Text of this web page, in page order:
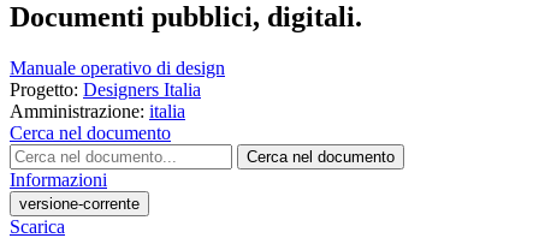
Documenti pubblici, digitali.
Manuale operativo di design
Progetto: Designers Italia
Amministrazione: italia
Cerca nel documento
Cerca nel documento
Informazioni
versione-corrente
Scarica